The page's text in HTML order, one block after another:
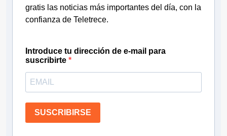
gratis las noticias más importantes del día, con la
confianza de Teletrece.
Introduce tu dirección de e-mail para
suscribirte
SUSCRIBIRSE